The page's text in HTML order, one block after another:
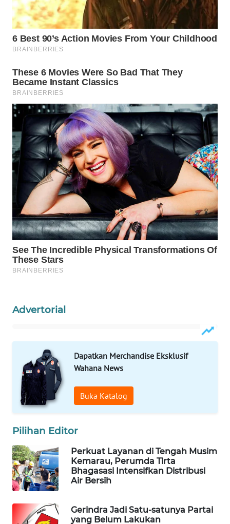
Advertorial
Dapatkan Merchandise Eksklusif
Wahana News
Buka Katalog
Pilihan Editor
Perkuat Layanan di Tengah Musim
Kemarau, Perumda Tirta
Bhagasasi Intensifkan Distribusi
Air Bersih
Gerindra Jadi Satu-satunya Partai
yang Belum Lakukan
WAHANANEWS
CO ID
WAHANANEWS
WAHANA
WAHANA
UMKM
WAHANA
SELEB
WAHANA
PERSONA
WAHANA
OTOMOTIF
WISATA
LAPAK
WAHANA
Wahana
Network
LISTRIK
MASYARAKAT
KELISTRIKAN
WALINKI